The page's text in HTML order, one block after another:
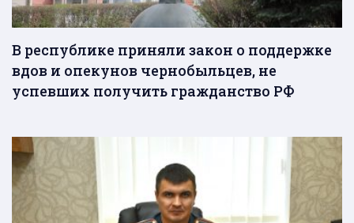
В республике приняли закон о поддержке
вдов и опекунов чернобыльцев, не
успевших получить гражданство РФ